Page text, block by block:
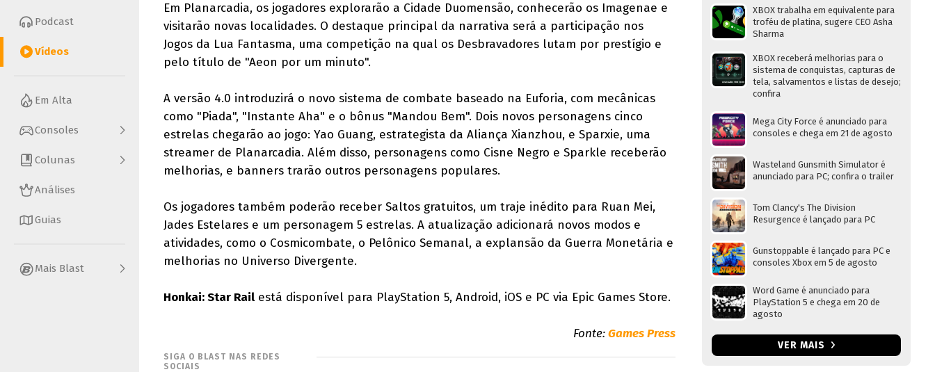
Podcast
Vídeos
Em Alta
Consoles
Colunas
Análises
Guias
Mais Blast
Em Planarcadia, os jogadores explorarão a Cidade Duomensão, conhecerão os Imagenae e
visitarão novas localidades. O destaque principal da narrativa será a participação nos
Jogos da Lua Fantasma, uma competição na qual os Desbravadores lutam por prestígio e
pelo título de "Aeon por um minuto".
A versão 4.0 introduzirá o novo sistema de combate baseado na Euforia, com mecânicas
como "Piada", "Instante Aha" e o bônus "Mandou Bem". Dois novos personagens cinco
estrelas chegarão ao jogo: Yao Guang, estrategista da Aliança Xianzhou, e Sparxie, uma
streamer de Planarcadia. Além disso, personagens como Cisne Negro e Sparkle receberão
melhorias, e banners trarão outros personagens populares.
Os jogadores também poderão receber Saltos gratuitos, um traje inédito para Ruan Mei,
Jades Estelares e um personagem 5 estrelas. A atualização adicionará novos modos e
atividades, como o Cosmicombate, o Pelônico Semanal, a explansão da Guerra Monetária e
melhorias no Universo Divergente.
Honkai: Star Rail está disponível para PlayStation 5, Android, iOS e PC via Epic Games Store.
Fonte:Games Press
SIGA O BLAST NAS REDES
SOCIAIS
XBOX trabalha em equivalente para
troféu de platina, sugere CEO Asha
Sharma
XBOX receberá melhorias para o
sistema de conquistas, capturas de
tela, salvamentos e listas de desejo;
confira
Mega City Force é anunciado para
consoles e chega em 21 de agosto
Wasteland Gunsmith Simulator é
anunciado para PC; confira o trailer
Tom Clancy's The Division
Resurgence é lançado para PC
Gunstoppable é lançado para PC e
consoles Xbox em 5 de agosto
Word Game é anunciado para
PlayStation 5 e chega em 20 de
agosto
VER MAIS